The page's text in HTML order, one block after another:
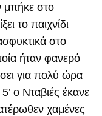
μπήκε στο
το παιχνίδι
στο
ήταν φανερό
για πολύ ώρα
ο Νταβιές έκανε
χαμένες